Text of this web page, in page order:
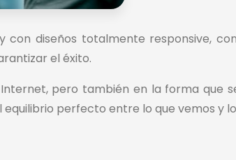
con diseños totalmente responsive,
el éxito.
pero también en la forma que
perfecto entre lo que vemos y